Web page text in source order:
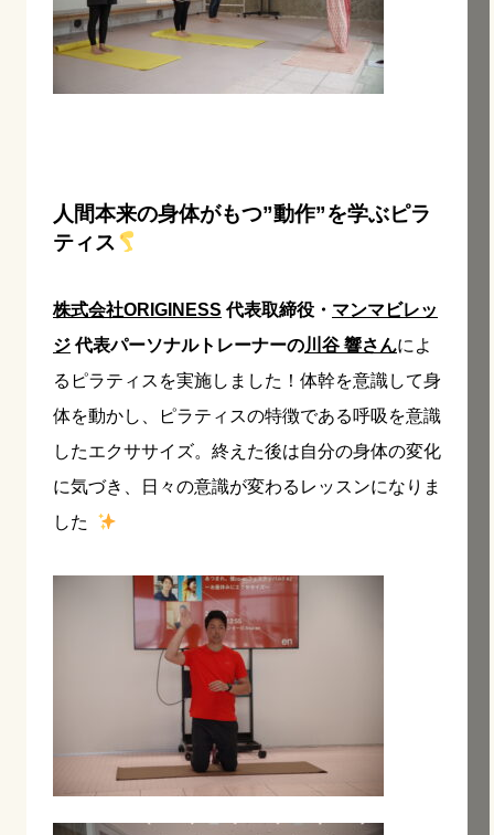
人間本来の身体がもつ”動作”を学ぶピラ
ティス
株式会社ORIGINESS 代表取締役・ マンマビレッ
ジ代表パーソナルトレーナーの川谷 響さんによ
るピラティスを実施しました！体幹を意識して身
体を動かし、ピラティスの特徴である呼吸を意識
したエクササイズ。終えた後は自分の身体の変化
に気づき、日々の意識が変わるレッスンになりま
した